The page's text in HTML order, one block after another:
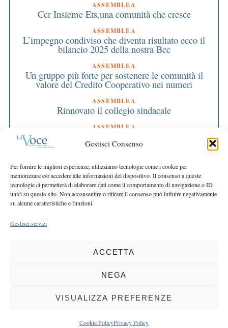
Gestisci Consenso
Per fornire le migliori esperienze, utilizziamo tecnologie come i cookie per
memorizzare e/o accedere alle informazioni del dispositivo. Il consenso a queste
tecnologie ci permetterà di elaborare dati come il comportamento di navigazione o ID
unici su questo sito. Non acconsentire o ritirare il consenso può influire negativamente
su alcune caratteristiche e funzioni.
Gestisci servizi
ACCETTA
NEGA
VISUALIZZA PREFERENZE
Cookie PolicyPrivacy Policy
ASSEMBLEA
Ccr Insieme Ets,una comunità che cresce
ASSEMBLEA
L’impegno condiviso che diventa risultato ecco il
bilancio 2025 della nostra Bcc
ASSEMBLEA
Un gruppo più forte per sostenere le comunità il
valore del Credito Cooperativo nei numeri
ASSEMBLEA
Rinnovato il collegio sindacale
ASSEMBLEA
Bilancio approvato all’unanimità e 2 milioni
destinati al territorio
EDITORIALE DIRETTORE
Crescere restando riconoscibili
EDITORIALE PRESIDENTE
Costruire futuro insieme
COPYRIGHT 2025 LA VOCE |PRIVACY
BCC DI BUSTO GAROLFO E BUGUGGIATE